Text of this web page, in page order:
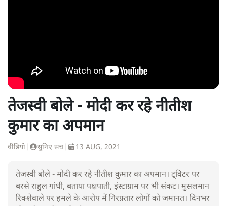
तेजस्वी बोले - मोदी कर रहे नीतीश
कुमार का अपमान
वीडियो सुनिए सच 13 AUG, 2021
तेजस्वी बोले - मोदी कर रहे नीतीश कुमार का अपमान। ट्विटर पर
बरसे राहुल गांधी, बताया पक्षपाती, इंस्टाग्राम पर भी संकट। मुसलमान
रिक्शेवाले पर हमले के आरोप में गिरफ़्तार लोगों को जमानत। दिनभर